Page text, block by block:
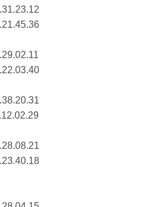
.22.03.40